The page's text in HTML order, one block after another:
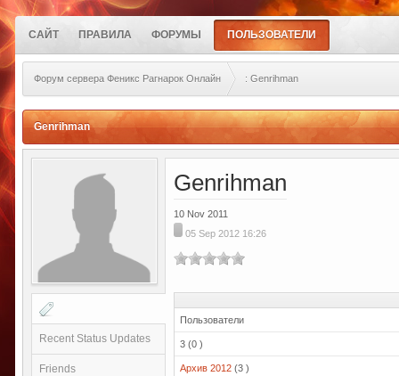
САЙТ ПРАВИЛА ФОРУМЫ ПОЛЬЗОВАТЕЛИ
Форум сервера Феникс Рагнарок Онлайн : Genrihman
Genrihman
Recent Status Updates
Friends
Genrihman
10 Nov 2011
05 Sep 2012 16:26
Пользователи
3 (0 )
Архив 2012 (3 )